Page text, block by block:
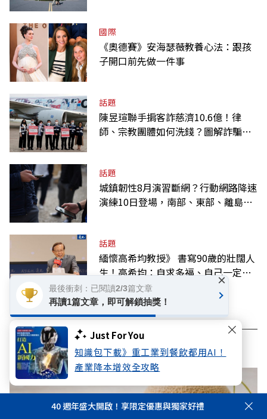
Just For You
知識包下載》重工業到餐飲都用AI！
產業降本增效全攻略
國際
《奧德賽》安海瑟薇教養心法：跟孩
子開口前先做一件事
話題
陳昱瑄聯手掮客詐慈濟10.6億！律
師、宗教團體如何洗錢？圖解詐騙關
話題
城鎮韌性8月演習斷網？行動網路降速
演練10日登場，南部、東部、離島為
話題
緬懷高希均教授》 書寫90歲的壯闊人
生！高希均：自求多福、自己一定要
爭氣
看此文章的人也看了..
40 週年盛大開啟！享限定優惠與獨家好禮
最後衝刺：已閱讀2/3篇文章
再讀1篇文章，即可解鎖抽獎！
×